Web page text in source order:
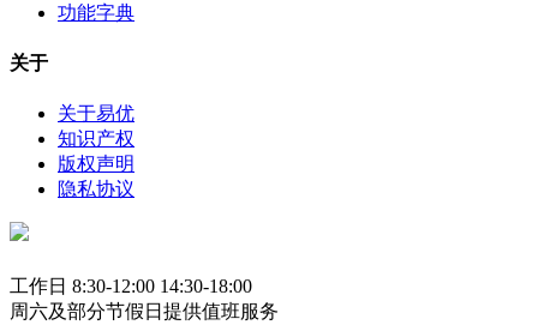
功能字典
关于
关于易优
知识产权
版权声明
隐私协议
工作日 8:30-12:00 14:30-18:00
周六及部分节假日提供值班服务